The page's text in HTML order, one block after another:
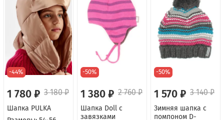
-44%
1 780 ₽ 3 180 ₽
Шапка PULKA
-50%
1 380 ₽ 2 760 ₽
Шапка Doll с
завязками
-50%
1 570 ₽ 3 140 ₽
Зимняя шапка с
помпоном D-